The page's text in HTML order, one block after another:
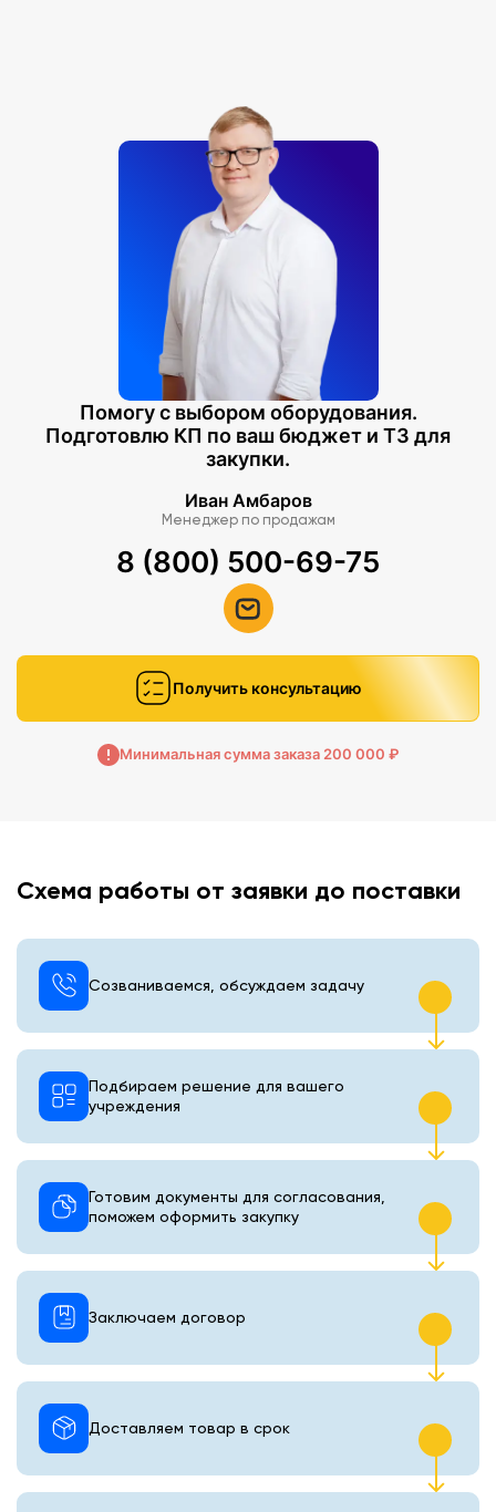
Помогу с выбором оборудования.
Подготовлю КП по ваш бюджет и ТЗ для
закупки.
Иван Амбаров
Менеджер по продажам
8 (800) 500-69-75
Получить консультацию
Минимальная сумма заказа 200 000 ₽
Схема работы от заявки до поставки
Созваниваемся, обсуждаем задачу
Подбираем решение для вашего
учреждения
Готовим документы для согласования,
поможем оформить закупку
Доставляем товар в срок
Заключаем договор